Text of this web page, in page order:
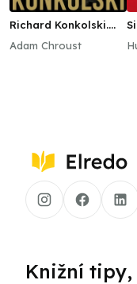
Richard Konkolski.
Adam Chroust
Knižní